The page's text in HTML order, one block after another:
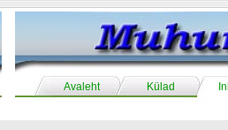
Avaleht Külad